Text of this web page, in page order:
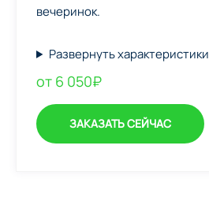
вечеринок.
Развернуть характеристики
от 6 050₽
ЗАКАЗАТЬ СЕЙЧАС